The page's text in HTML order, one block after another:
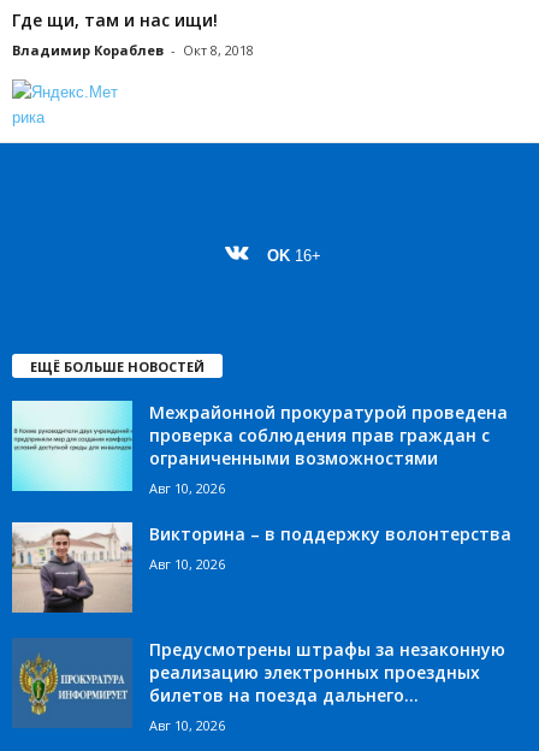
Где щи, там и нас ищи!
Владимир Кораблев - Окт 8, 2018
OK 16+
ЕЩЁ БОЛЬШЕ НОВОСТЕЙ
Межрайонной прокуратурой проведена
проверка соблюдения прав граждан с
ограниченными возможностями
Авг 10, 2026
Викторина – в поддержку волонтерства
Авг 10, 2026
Предусмотрены штрафы за незаконную
реализацию электронных проездных
билетов на поезда дальнего...
Авг 10, 2026